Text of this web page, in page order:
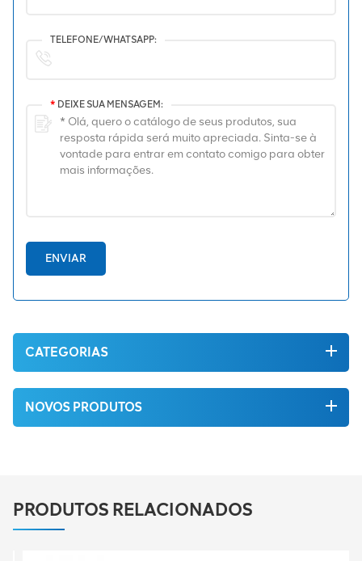
TELEFONE/WHATSAPP:
* DEIXE SUA MENSAGEM:
ENVIAR
CATEGORIAS
NOVOS PRODUTOS
PRODUTOS RELACIONADOS